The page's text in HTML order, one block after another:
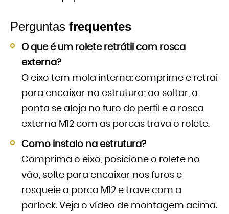
Perguntas frequentes
O que é um rolete retrátil com rosca
externa?
O eixo tem mola interna: comprime e retrai
para encaixar na estrutura; ao soltar, a
ponta se aloja no furo do perfil e a rosca
externa M12 com as porcas trava o rolete.
Como instalo na estrutura?
Comprima o eixo, posicione o rolete no
vão, solte para encaixar nos furos e
rosqueie a porca M12 e trave com a
parlock. Veja o vídeo de montagem acima.